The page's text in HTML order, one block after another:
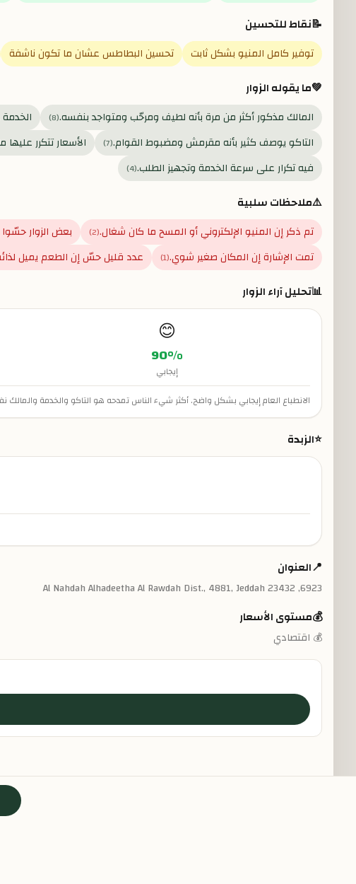
📝نقاط للتحسين
توفير كامل المنيو بشكل ثابت تحسين البطاطس عشان ما تكون ناشفة
💚ما يقوله الزوار
المالك مذكور أكثر من مرة بأنه لطيف ومرحّب ومتواجد بنفسه.(
8
)
التاكو يوصف كثير بأنه مقرمش ومضبوط القوام.(
7
) الأسعار تتكرر
فيه تكرار على سرعة الخدمة وتجهيز الطلب.(
4
)
⚠️ملاحظات سلبية
تم ذكر إن المنيو الإلكتروني أو المسح ما كان شغال.(
2
) بعض الزوار حسّوا
تمت الإشارة إن المكان صغير شوي.(
1
) عدد قليل حسّ إن الطعم يميل
📊تحليل آراء الزوار
😊
90%
إيجابي
الانطباع العام إيجابي بشكل واضح. أكثر شيء الناس تمدحه هو التاكو والخدمة
⭐الزبدة
📍العنوان
6923, Al Nahdah Alhadeetha Al Rawdah Dist., 4881, Jeddah 23432
💰مستوى الأسعار
💰 اقتصادي